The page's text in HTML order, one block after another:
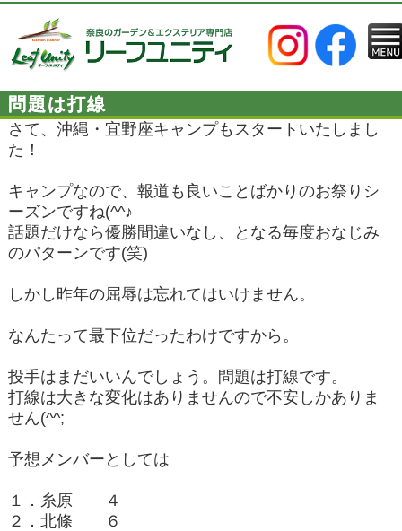
問題は打線
さて、沖縄・宜野座キャンプもスタートいたしまし
た！
キャンプなので、報道も良いことばかりのお祭りシ
ーズンですね(^^♪
話題だけなら優勝間違いなし、となる毎度おなじみ
のパターンです(笑)
しかし昨年の屈辱は忘れてはいけません。
なんたって最下位だったわけですから。
投手はまだいいんでしょう。問題は打線です。
打線は大きな変化はありませんので不安しかありま
せん(^^;
予想メンバーとしては
１．糸原 ４
２．北條 ６